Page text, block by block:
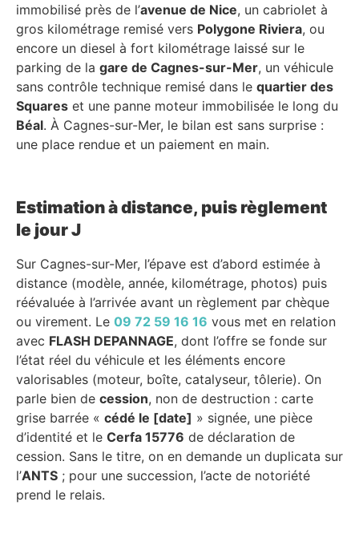
immobilisé près de l’avenue de Nice, un cabriolet à
gros kilométrage remisé vers Polygone Riviera, ou
encore un diesel à fort kilométrage laissé sur le
parking de la gare de Cagnes-sur-Mer, un véhicule
sans contrôle technique remisé dans le quartier des
Squares et une panne moteur immobilisée le long du
Béal. À Cagnes-sur-Mer, le bilan est sans surprise :
une place rendue et un paiement en main.
Estimation à distance, puis règlement
le jour J
Sur Cagnes-sur-Mer, l’épave est d’abord estimée à
distance (modèle, année, kilométrage, photos) puis
réévaluée à l’arrivée avant un règlement par chèque
ou virement. Le 09 72 59 16 16 vous met en relation
avec FLASH DEPANNAGE, dont l’offre se fonde sur
l’état réel du véhicule et les éléments encore
valorisables (moteur, boîte, catalyseur, tôlerie). On
parle bien de cession, non de destruction : carte
grise barrée « cédé le [date] » signée, une pièce
d’identité et le Cerfa 15776 de déclaration de
cession. Sans le titre, on en demande un duplicata sur
l’ANTS ; pour une succession, l’acte de notoriété
prend le relais.